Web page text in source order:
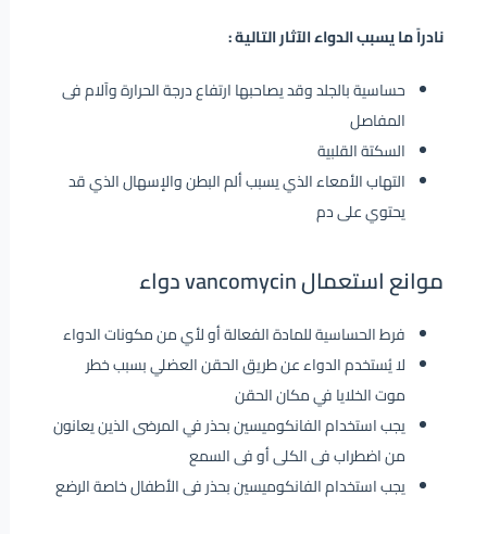
نادراً ما يسبب الدواء الآثار التالية :
حساسية بالجلد وقد يصاحبها ارتفاع درجة الحرارة وآلام فى
المفاصل
السكتة القلبية
التهاب الأمعاء الذي يسبب ألم البطن والإسهال الذي قد
يحتوي على دم
موانع استعمال vancomycin دواء
فرط الحساسية للمادة الفعالة أو لأي من مكونات الدواء
لا يُستخدم الدواء عن طريق الحقن العضلي بسبب خطر
موت الخلايا في مكان الحقن
يجب استخدام الفانكوميسين بحذر في المرضى الذين يعانون
من اضطراب فى الكلى أو فى السمع
يجب استخدام الفانكوميسين بحذر فى الأطفال خاصة الرضع